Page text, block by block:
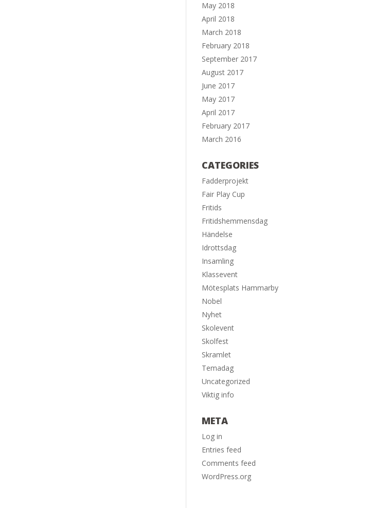
May 2018
April 2018
March 2018
February 2018
September 2017
August 2017
June 2017
May 2017
April 2017
February 2017
March 2016
CATEGORIES
Fadderprojekt
Fair Play Cup
Fritids
Fritidshemmensdag
Händelse
Idrottsdag
Insamling
Klassevent
Mötesplats Hammarby
Nobel
Nyhet
Skolevent
Skolfest
Skramlet
Temadag
Uncategorized
Viktig info
META
Log in
Entries feed
Comments feed
WordPress.org